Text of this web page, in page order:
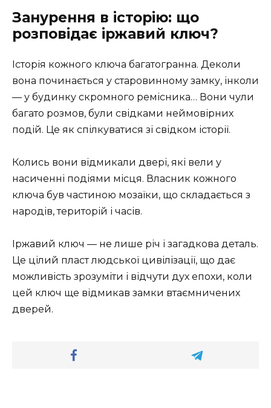
Занурення в історію: що
розповідає іржавий ключ?
Історія кожного ключа багатогранна. Деколи
вона починається у старовинному замку, інколи
— у будинку скромного ремісника… Вони чули
багато розмов, були свідками неймовірних
подій. Це як спілкуватися зі свідком історії.
Колись вони відмикали двері, які вели у
насиченні подіями місця. Власник кожного
ключа був частиною мозаїки, що складається з
народів, територій і часів.
Іржавий ключ — не лише річ і загадкова деталь.
Це цілий пласт людської цивілізації, що дає
можливість зрозуміти і відчути дух епохи, коли
цей ключ ще відмикав замки втаємничених
дверей.